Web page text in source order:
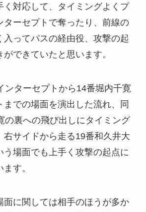
く対応して、タイミングよくプ
ターセプトで奪ったり、前線の
入ってパスの経由役、攻撃の起
できていたと思います。
ンターセプトから14番堀内千寛
での場面を演出した流れ、同
の裏への飛び出しにタイミング
右サイドから走る19番和久井大
う場面でも上手く攻撃の起点に
す。
面に関しては相手のほうが多か